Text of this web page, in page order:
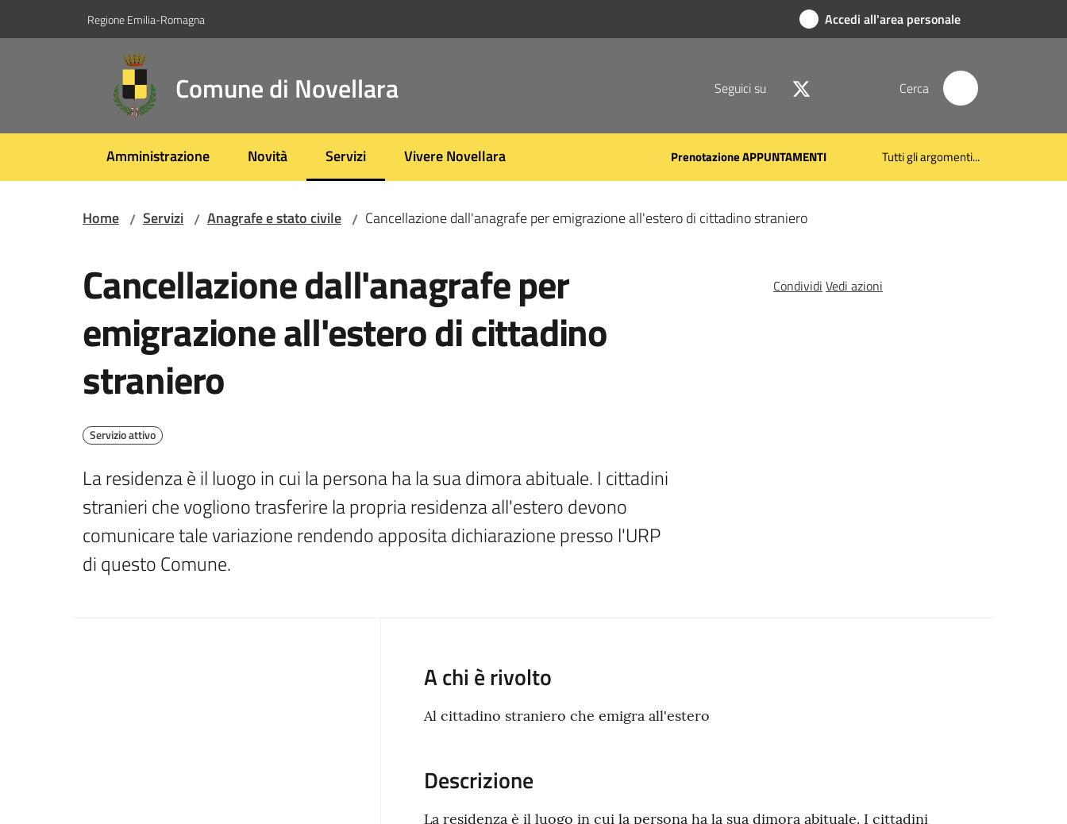
Regione Emilia-Romagna Accedi all'area personale
Comune di Novellara Seguici su Cerca
Amministrazione Novità Servizi
Menu selezionatoVivere Novellara Prenotazione APPUNTAMENTI Tutti gli argomenti...
Home / Servizi / Anagrafe e stato civile / Cancellazione dall'anagrafe per emigrazione all'estero di cittadino straniero
Cancellazione dall'anagrafe per
emigrazione all'estero di cittadino
straniero
Servizio attivo
La residenza è il luogo in cui la persona ha la sua dimora abituale. I cittadini
stranieri che vogliono trasferire la propria residenza all'estero devono
comunicare tale variazione rendendo apposita dichiarazione presso l'URP
di questo Comune.
Condividi Vedi azioni
A chi è rivolto
Al cittadino straniero che emigra all'estero
Descrizione
La residenza è il luogo in cui la persona ha la sua dimora abituale. I cittadini